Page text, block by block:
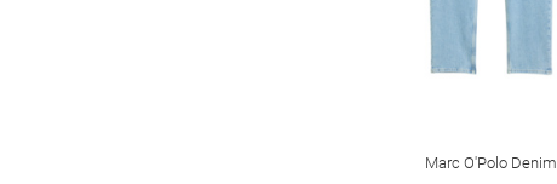
Marc O'Polo Denim